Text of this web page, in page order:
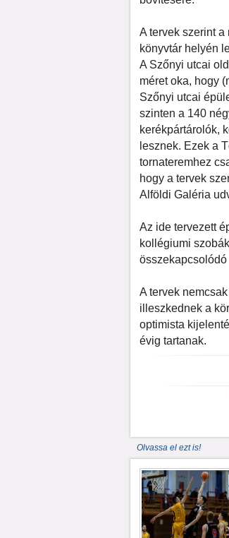
A tervek szerint
könyvtár helyén
A Szőnyi utcai
méret oka, hogy
Szőnyi utcai
szinten a 140
kerékpártárolók,
lesznek. Ezek a
tornateremhez
hogy a tervek
Alföldi Galéria
Az ide tervezett
kollégiumi
A tervek
illeszkednek a
optimista
évig tartanak.
Olvassa el ezt is!